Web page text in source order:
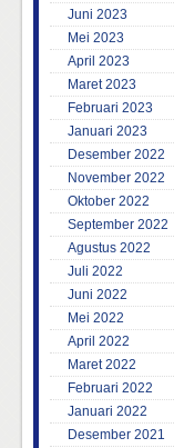
Juni 2023
Mei 2023
April 2023
Maret 2023
Februari 2023
Januari 2023
Desember 2022
November 2022
Oktober 2022
September 2022
Agustus 2022
Juli 2022
Juni 2022
Mei 2022
April 2022
Maret 2022
Februari 2022
Januari 2022
Desember 2021